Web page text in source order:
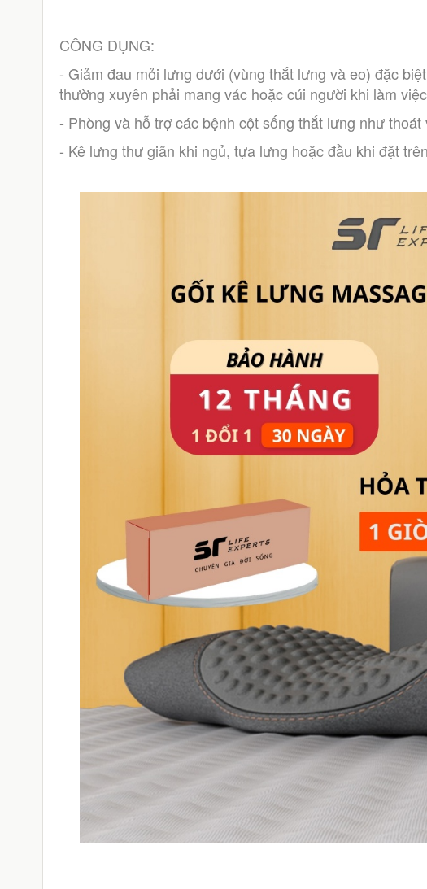
CÔNG DỤNG:
- Giảm đau mỏi lưng dưới (vùng thắt lưng và eo) đặc
thường xuyên phải mang vác hoặc cúi người khi làm việc
- Phòng và hỗ trợ các bệnh cột sống thắt lưng như thoát
- Kê lưng thư giãn khi ngủ, tựa lưng hoặc đầu khi đặt